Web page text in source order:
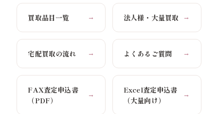
買取品目一覧 → 法人様・大量買取 →
宅配買取の流れ → よくあるご質問 →
FAX査定申込書
（PDF）
→
Excel査定申込書
（大量向け）
→